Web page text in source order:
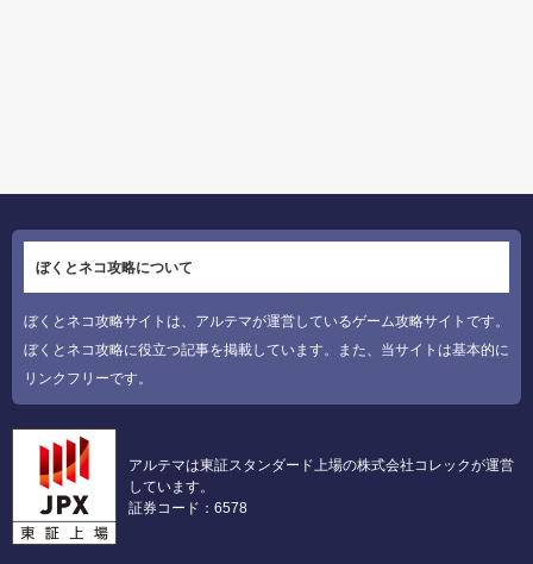
ぼくとネコ攻略について
ぼくとネコ攻略サイトは、アルテマが運営しているゲーム攻略サイトです。
ぼくとネコ攻略に役立つ記事を掲載しています。また、当サイトは基本的に
リンクフリーです。
アルテマは東証スタンダード上場の株式会社コレックが運営
しています。
証券コード：6578